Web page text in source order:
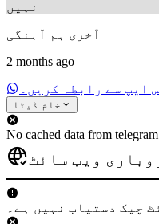
نہیں
آخری ہم آہنگی
2 months ago
ایپ سے رابطہ کریں۔
خام ڈیٹا
No cached data from telegram
ویب سائٹ